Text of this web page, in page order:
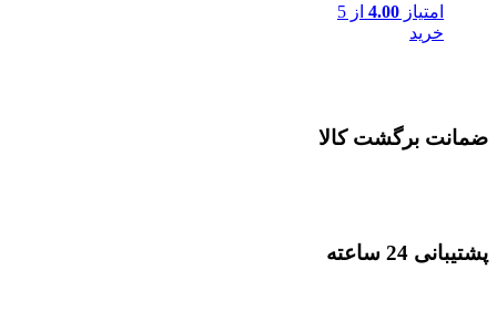
امتیاز 4.00 از 5
خرید
ضمانت برگشت کالا
پشتیبانی 24 ساعته